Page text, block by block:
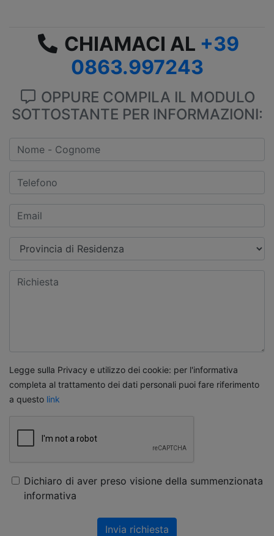
CHIAMACI AL +39
0863.997243
OPPURE COMPILA IL MODULO
SOTTOSTANTE PER INFORMAZIONI:
Legge sulla Privacy e utilizzo dei cookie: per l'informativa
completa al trattamento dei dati personali puoi fare riferimento
a questo link
Dichiaro di aver preso visione della summenzionata
informativa
Invia richiesta